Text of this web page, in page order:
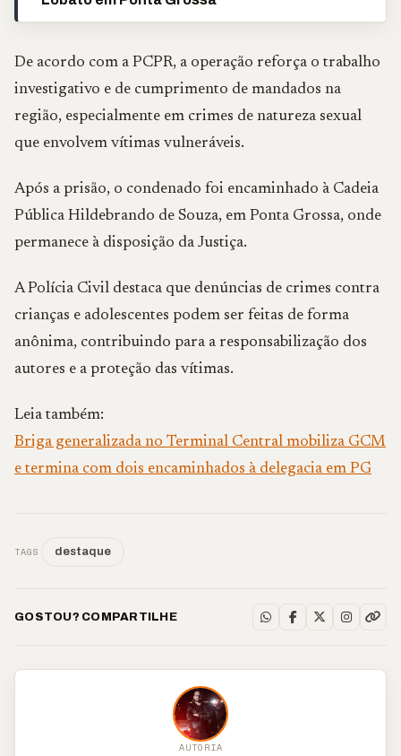
De acordo com a PCPR, a operação reforça o trabalho
investigativo e de cumprimento de mandados na
região, especialmente em crimes de natureza sexual
que envolvem vítimas vulneráveis.
Após a prisão, o condenado foi encaminhado à Cadeia
Pública Hildebrando de Souza, em Ponta Grossa, onde
permanece à disposição da Justiça.
A Polícia Civil destaca que denúncias de crimes contra
crianças e adolescentes podem ser feitas de forma
anônima, contribuindo para a responsabilização dos
autores e a proteção das vítimas.
Leia também:
Briga generalizada no Terminal Central mobiliza GCM
e termina com dois encaminhados à delegacia em PG
TAGS destaque
GOSTOU? COMPARTILHE
AUTORIA